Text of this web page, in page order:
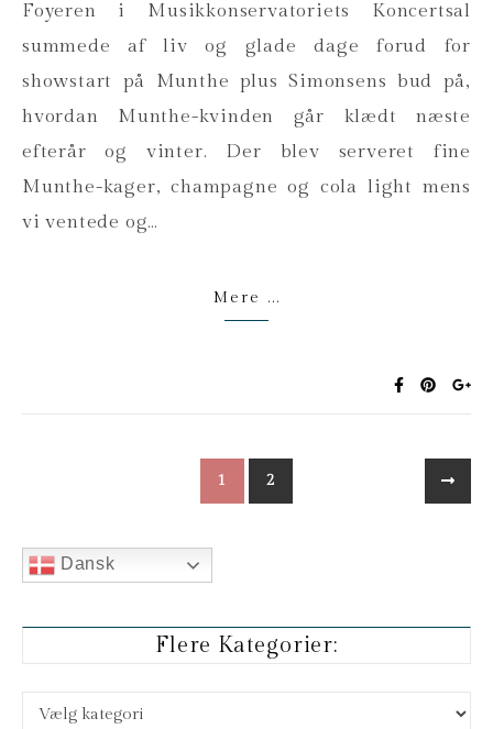
Foyeren i Musikkonservatoriets Koncertsal
summede af liv og glade dage forud for
showstart på Munthe plus Simonsens bud på,
hvordan Munthe-kvinden går klædt næste
efterår og vinter. Der blev serveret fine
Munthe-kager, champagne og cola light mens
vi ventede og…
Mere ...
1 2
Dansk
Flere Kategorier:
Flere kategorier: